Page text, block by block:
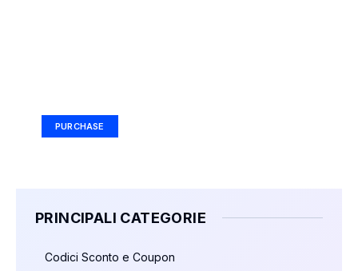
PURCHASE
PRINCIPALI CATEGORIE
Codici Sconto e Coupon